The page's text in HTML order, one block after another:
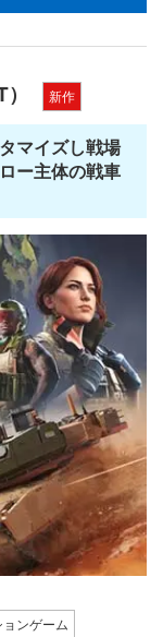
新作
マイズし戦場
ー主体の戦車
ョンゲーム